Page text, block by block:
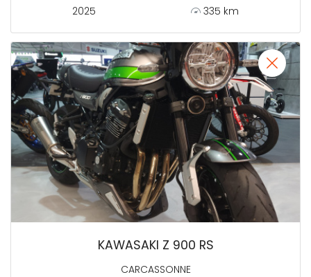
2025 335 km
KAWASAKI Z 900 RS
CARCASSONNE